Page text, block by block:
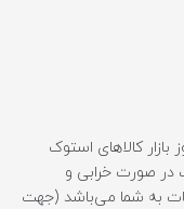
کالاهای استوک
روز مهلت تست در صورت خرابی و
به شما می‌باشد (جهت